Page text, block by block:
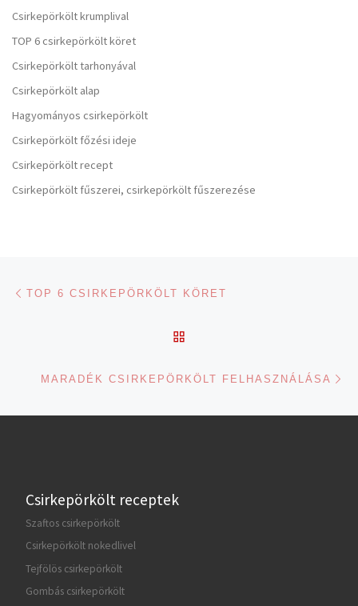
Csirkepörkölt krumplival
TOP 6 csirkepörkölt köret
Csirkepörkölt tarhonyával
Csirkepörkölt alap
Hagyományos csirkepörkölt
Csirkepörkölt főzési ideje
Csirkepörkölt recept
Csirkepörkölt fűszerei, csirkepörkölt fűszerezése
Navigálás a bejegyzések között
TOP 6 CSIRKEPÖRKÖLT KÖRET
MARADÉK CSIRKEPÖRKÖLT FELHASZNÁLÁSA
Csirkepörkölt receptek
Szaftos csirkepörkölt
Csirkepörkölt nokedlivel
Tejfölös csirkepörkölt
Gombás csirkepörkölt